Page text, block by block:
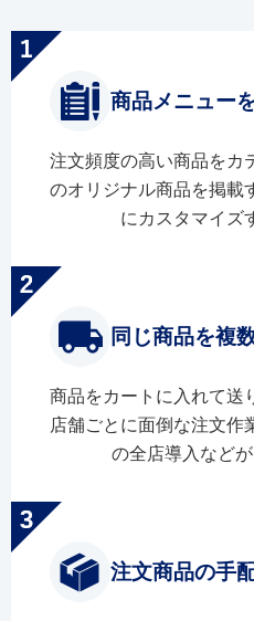
商品メニュー
注文頻度の高い商品をカ
のオリジナル商品を掲載
にカスタマイズ
同じ商品を複
商品をカートに入れて送
店舗ごとに面倒な注文作
の全店導入など
注文商品の手